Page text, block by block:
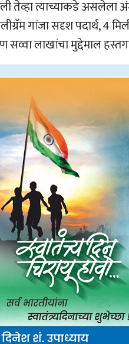
तेव्हा त्याच्याकडे असलेला
गांजा सदृश पदार्थ, 4
सव्वा लाखांचा मुद्देमाल